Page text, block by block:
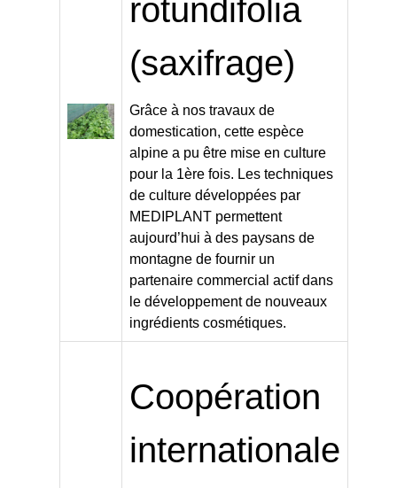
rotundifolia
(saxifrage)
Grâce à nos travaux de
domestication, cette espèce
alpine a pu être mise en culture
pour la 1ère fois. Les techniques
de culture développées par
MEDIPLANT permettent
aujourd’hui à des paysans de
montagne de fournir un
partenaire commercial actif dans
le développement de nouveaux
ingrédients cosmétiques.
Coopération
internationale